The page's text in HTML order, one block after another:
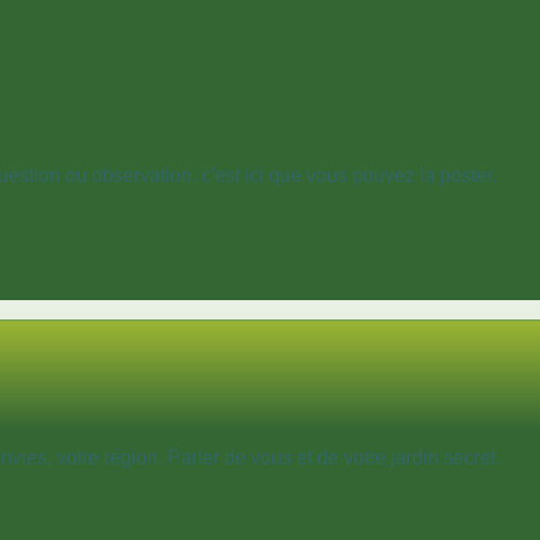
ou observation, c'est ici que vous pouvez la poster.
votre région. Parler de vous et de votre jardin secret.